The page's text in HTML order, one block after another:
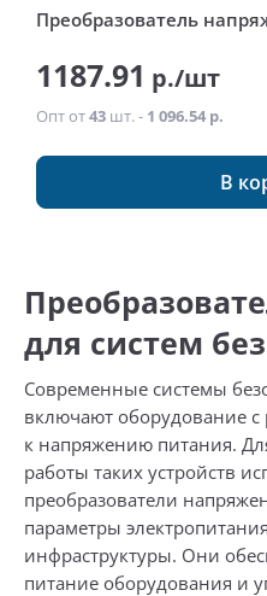
Преобразователь
1187.91 р./шт
Опт от43 шт. - 1 096.54 р.
В
для систем
Современные системы
включают оборудование
к напряжению питания.
работы таких устройств
преобразователи
параметры
инфраструктуры. Они
питание оборудования и